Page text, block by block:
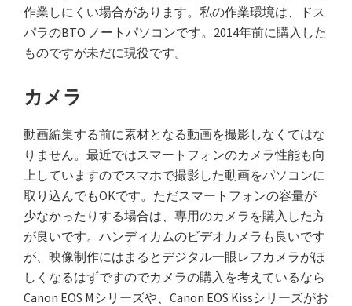
作業しにくい場合があります。私の作業環境は、ドス
パラのBTO ノートパソコンです。2014年前に購入した
ものですが未だに現役です。
カメラ
動画編集する前に素材となる動画を撮影しなくてはな
りません。最近ではスマートフォンのカメラ性能も向
上していますのでスマホで撮影した動画をパソコンに
取り込んでもOKです。ただスマートフォンの容量が
少なかったりする場合は、専用のカメラを購入した方
が良いです。ハンディカムのビデオカメラも良いです
が、映像制作にはまるとデジタル一眼レフカメラがほ
しくなるはずですのでカメラの購入を考えているなら
Canon EOS Mシリーズや、Canon EOS Kissシリーズがお